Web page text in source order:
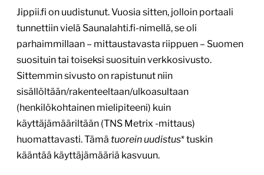
Jippii.fi on uudistunut. Vuosia sitten, jolloin portaali
tunnettiin vielä Saunalahti.fi-nimellä, se oli
parhaimmillaan – mittaustavasta riippuen – Suomen
suosituin tai toiseksi suosituin verkkosivusto.
Sittemmin sivusto on rapistunut niin
sisällöltään/rakenteeltaan/ulkoasultaan
(henkilökohtainen mielipiteeni) kuin
käyttäjämääriltään (TNS Metrix -mittaus)
huomattavasti. Tämä tuorein uudistus* tuskin
kääntää käyttäjämääriä kasvuun.